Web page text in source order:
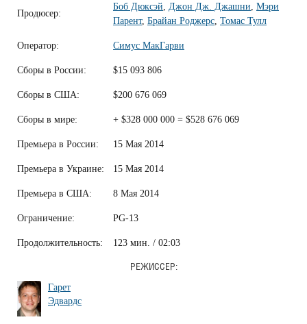
Продюсер:
Боб Дюксэй Джон Дж. Джашни Мэри
Парент, Брайан Роджерс Томас Тулл
Оператор: Симус МакГарви
Сборы в России: $15 093 806
Сборы в США: $200 676 069
Сборы в мире: + $328 000 000 = $528 676 069
Премьера в России: 15 Мая 2014
Премьера в Украине: 15 Мая 2014
Премьера в США: 8 Мая 2014
Ограничение: PG-13
Продолжительность: 123 мин. / 02:03
РЕЖИССЕР:
Гарет
Эдвардс